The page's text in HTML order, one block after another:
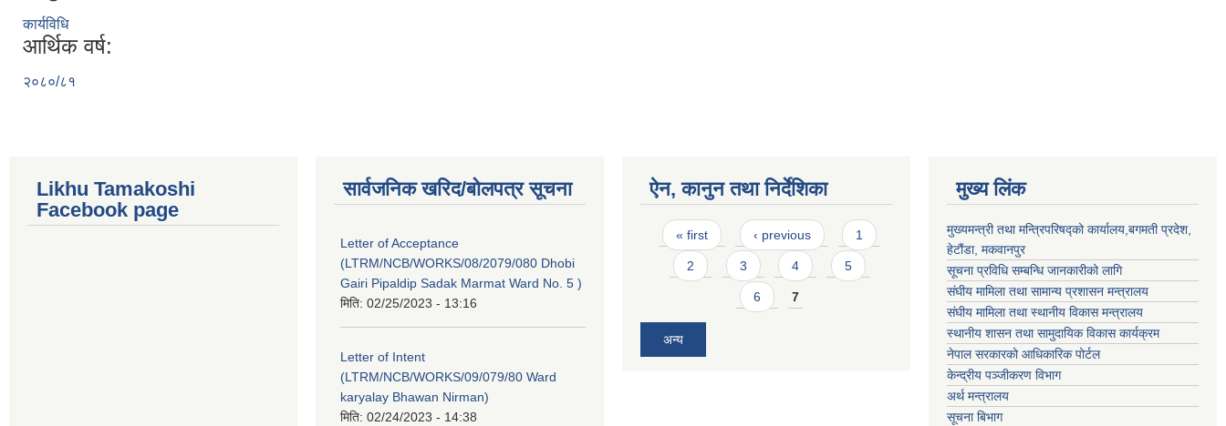
कार्यविधि
आर्थिक वर्ष:
२०८०/८१
Likhu Tamakoshi
Facebook page
सार्वजनिक खरिद/बोलपत्र सूचना
Letter of Acceptance
(LTRM/NCB/WORKS/08/2079/080 Dhobi
Gairi Pipaldip Sadak Marmat Ward No. 5 )
मिति: 02/25/2023 - 13:16
Letter of Intent
(LTRM/NCB/WORKS/09/079/80 Ward
karyalay Bhawan Nirman)
मिति: 02/24/2023 - 14:38
ऐन, कानुन तथा निर्देशिका
Pages
« first ‹ previous 1
2 3 4 5
6 7
अन्य
मुख्य लिंक
मुख्यमन्त्री तथा मन्त्रिपरिषद्को कार्यालय,बगमती प्रदेश,
हेटौंडा, मकवानपुर
सूचना प्रविधि सम्बन्धि जानकारीको लागि
संघीय मामिला तथा सामान्य प्रशासन मन्त्रालय
संघीय मामिला तथा स्थानीय विकास मन्त्रालय
स्थानीय शासन तथा सामुदायिक विकास कार्यक्रम
नेपाल सरकारको आधिकारिक पोर्टल
केन्द्रीय पञ्जीकरण विभाग
अर्थ मन्त्रालय
सूचना बिभाग